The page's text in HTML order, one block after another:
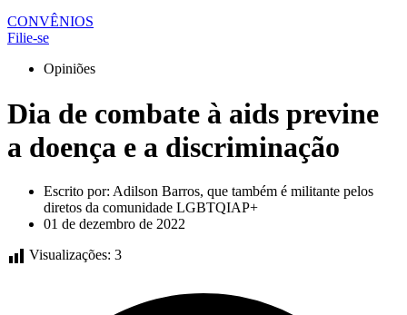
CONVÊNIOS
Filie-se
Opiniões
Dia de combate à aids previne
a doença e a discriminação
Escrito por: Adilson Barros, que também é militante pelos
diretos da comunidade LGBTQIAP+
01 de dezembro de 2022
Visualizações: 3